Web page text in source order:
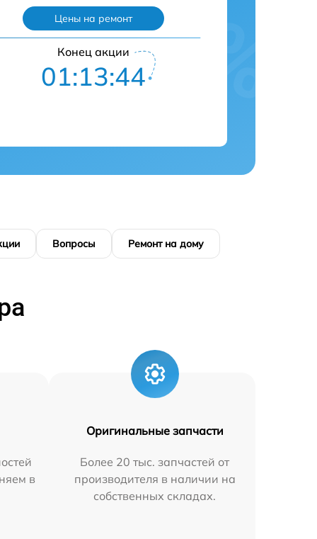
Цены на ремонт
Конец акции
01:13:43
Вопросы Ремонт на дому
в
Оригинальные запчасти
Более 20 тыс. запчастей от
производителя в наличии на
собственных складах.